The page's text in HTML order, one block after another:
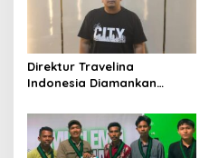
o
s
Direktur Travelina
Indonesia Diamankan
Penelantaran Jemaah
Umrah Masuk Babak Baru